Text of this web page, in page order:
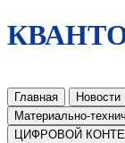
Главная Новости
Материально-
ЦИФРОВОЙ